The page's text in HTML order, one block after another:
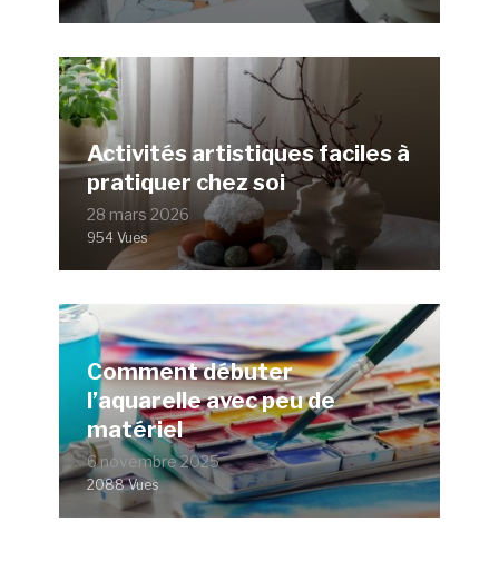
Activités artistiques faciles à
pratiquer chez soi
28 mars 2026
954 Vues
Comment débuter
l’aquarelle avec peu de
matériel
6 novembre 2025
2088 Vues